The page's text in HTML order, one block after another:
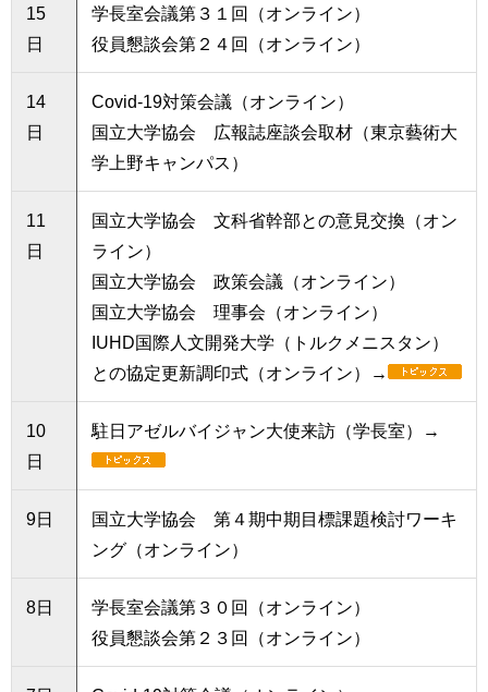
15
日
学長室会議第３１回（オンライン）
役員懇談会第２４回（オンライン）
14
日
Covid-19対策会議（オンライン）
国立大学協会 広報誌座談会取材（東京藝術大
学上野キャンパス）
11
日
国立大学協会 文科省幹部との意見交換（オン
ライン）
国立大学協会 政策会議（オンライン）
国立大学協会 理事会（オンライン）
IUHD国際人文開発大学（トルクメニスタン）
との協定更新調印式（オンライン）→
10
日
駐日アゼルバイジャン大使来訪（学長室）→
9日
国立大学協会 第４期中期目標課題検討ワーキ
ング（オンライン）
8日
学長室会議第３０回（オンライン）
役員懇談会第２３回（オンライン）